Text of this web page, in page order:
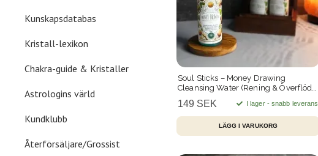
Kunskapsdatabas
Kristall-lexikon
Chakra-guide & Kristaller
Astrologins värld
Kundklubb
Återförsäljare/Grossist
Soul Sticks – Money Drawing
Cleansing Water (Rening & Överflöd)
149 SEK I lager - snabb leverans